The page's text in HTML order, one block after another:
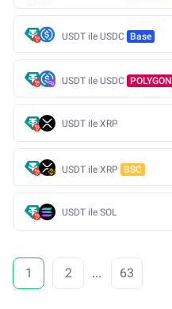
USDT ile USDC Base
USDT ile USDC POLYGON
USDT ile XRP
USDT ile XRP BSC
USDT ile SOL
1 2 ... 63